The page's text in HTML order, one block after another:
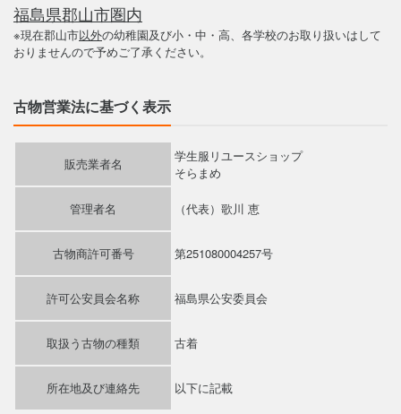
福島県郡山市圏内
※現在郡山市以外の幼稚園及び小・中・高、各学校のお取り扱いはして
おりませんので予めご了承ください。
古物営業法に基づく表示
販売業者名
学生服リユースショップ
そらまめ
管理者名 （代表）歌川 恵
古物商許可番号 第251080004257号
許可公安員会名称 福島県公安委員会
取扱う古物の種類 古着
所在地及び連絡先 以下に記載